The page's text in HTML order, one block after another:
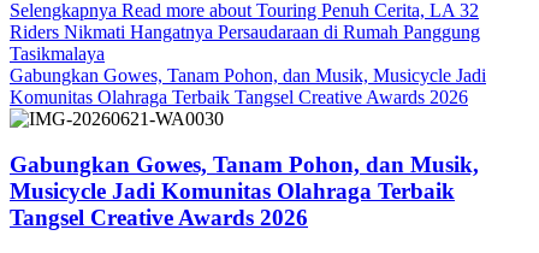
Selengkapnya Read more about Touring Penuh Cerita, LA 32
Riders Nikmati Hangatnya Persaudaraan di Rumah Panggung
Tasikmalaya
Gabungkan Gowes, Tanam Pohon, dan Musik, Musicycle Jadi
Komunitas Olahraga Terbaik Tangsel Creative Awards 2026
Gabungkan Gowes, Tanam Pohon, dan Musik,
Musicycle Jadi Komunitas Olahraga Terbaik
Tangsel Creative Awards 2026